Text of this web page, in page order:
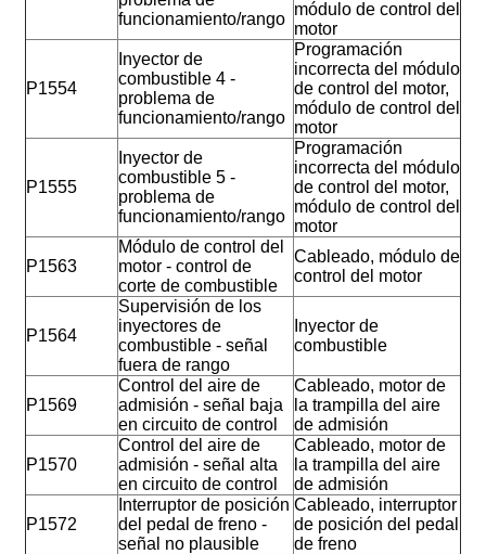
funcionamiento/rango
módulo de control del
motor
P1554
Inyector de
combustible 4 -
problema de
funcionamiento/rango
Programación
incorrecta del módulo
de control del motor,
módulo de control del
motor
P1555
Inyector de
combustible 5 -
problema de
funcionamiento/rango
Programación
incorrecta del módulo
de control del motor,
módulo de control del
motor
P1563
Módulo de control del
motor - control de
corte de combustible
Cableado, módulo de
control del motor
P1564
Supervisión de los
inyectores de
combustible - señal
fuera de rango
Inyector de
combustible
P1569
Control del aire de
admisión - señal baja
en circuito de control
Cableado, motor de
la trampilla del aire
de admisión
P1570
Control del aire de
admisión - señal alta
en circuito de control
Cableado, motor de
la trampilla del aire
de admisión
P1572
Interruptor de posición
del pedal de freno -
señal no plausible
Cableado, interruptor
de posición del pedal
de freno